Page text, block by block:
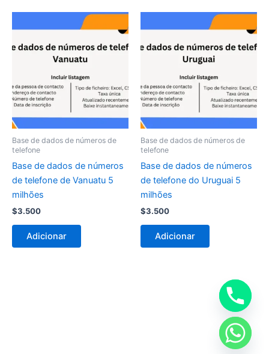
Base de dados de números de
telefone
Base de dados de números
de telefone de Vanuatu 5
milhões
$3.500
Adicionar
Base de dados de números de
telefone
Base de dados de números
de telefone do Uruguai 5
milhões
$3.500
Adicionar